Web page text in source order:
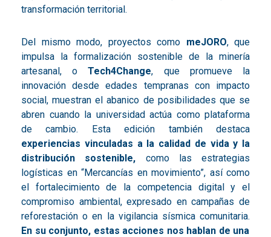
transformación territorial.
Del mismo modo, proyectos como meJORO, que
impulsa la formalización sostenible de la minería
artesanal, oTech4Change, que promueve la
innovación desde edades tempranas con impacto
social, muestran el abanico de posibilidades que se
abren cuando la universidad actúa como plataforma
de cambio. Esta edición también destaca
experiencias vinculadas a la calidad de vida y la
distribución sostenible, como las estrategias
logísticas en “Mercancías en movimiento”, así como
el fortalecimiento de la competencia digital y el
compromiso ambiental, expresado en campañas de
reforestación o en la vigilancia sísmica comunitaria.
En su conjunto, estas acciones nos hablan de una